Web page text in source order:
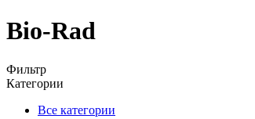
Bio-Rad
Фильтр
Категории
Все категории